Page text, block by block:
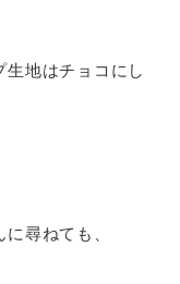
地はチョコにし
尋ねても、